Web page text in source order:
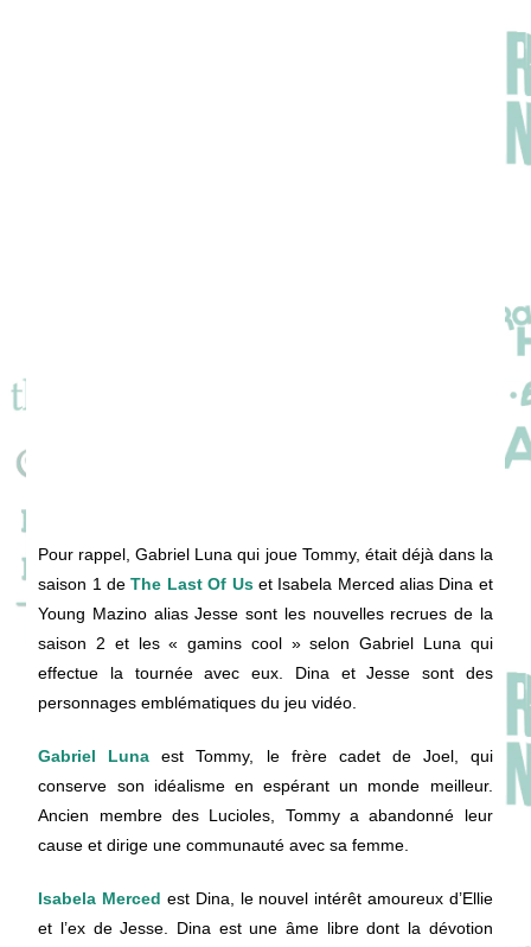
Pour rappel, Gabriel Luna qui joue Tommy, était déjà dans la
saison 1 de The Last Of Uset Isabela Merced alias Dina et
Young Mazino alias Jesse sont les nouvelles recrues de la
saison 2 et les « gamins cool » selon Gabriel Luna qui
effectue la tournée avec eux. Dina et Jesse sont des
personnages emblématiques du jeu vidéo.
Gabriel Luna
est Tommy, le frère cadet de Joel, qui
conserve son idéalisme en espérant un monde meilleur.
Ancien membre des Lucioles, Tommy a abandonné leur
cause et dirige une communauté avec sa femme.
Isabela Merced est Dina, le nouvel intérêt amoureux d’Ellie
et l’ex de Jesse. Dina est une âme libre dont la dévotion